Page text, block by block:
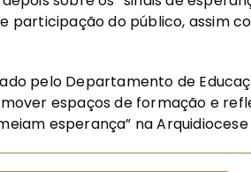
participação do público, assim
pelo Departamento de
espaços de formação e
esperança” na